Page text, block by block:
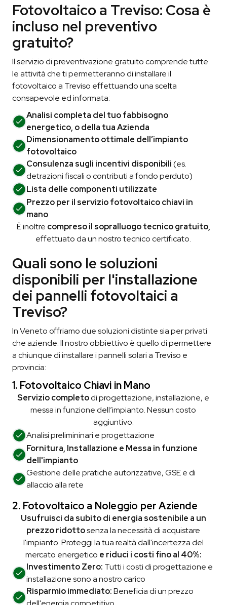
Fotovoltaico a Treviso: Cosa è
incluso nel preventivo
gratuito?
Il servizio di preventivazione gratuito comprende tutte
le attività che ti permetteranno di installare il
fotovoltaico a Treviso effettuando una scelta
consapevole ed informata:
Analisi completa del tuo fabbisogno
energetico, o della tua Azienda
Dimensionamento ottimale dell’impianto
fotovoltaico
Consulenza sugli incentivi disponibili(es.
detrazioni fiscali o contributi a fondo perduto)
Lista delle componenti utilizzate
Prezzo per il servizio fotovoltaico chiavi in
mano
È inoltre compreso il sopralluogo tecnico gratuito,
effettuato da un nostro tecnico certificato.
Quali sono le soluzioni
disponibili per l'installazione
dei pannelli fotovoltaici a
Treviso?
In Veneto offriamo due soluzioni distinte sia per privati
che aziende. Il nostro obbiettivo è quello di permettere
a chiunque di installare i pannelli solari a Treviso e
provincia:
1. Fotovoltaico Chiavi in Mano
Servizio completodi progettazione, installazione, e
messa in funzione dell’impianto. Nessun costo
aggiuntivo.
Analisi prelimininari eprogettazione
Fornitura, Installazione e Messa in funzione
dell'impianto
Gestione delle pratiche autorizzative, GSE e di
allaccio alla rete
2. Fotovoltaico a Noleggio per Aziende
Usufruisci da subito di energia sostenibile a un
prezzo ridottosenza la necessità di acquistare
l'impianto. Proteggi la tua realtà dall'incertezza del
mercato energetico e riduci i costi fino al 40%:
Investimento Zero: Tutti i costi di progettazione e
installazione sono a nostro carico
Risparmio immediato:Beneficia di un prezzo